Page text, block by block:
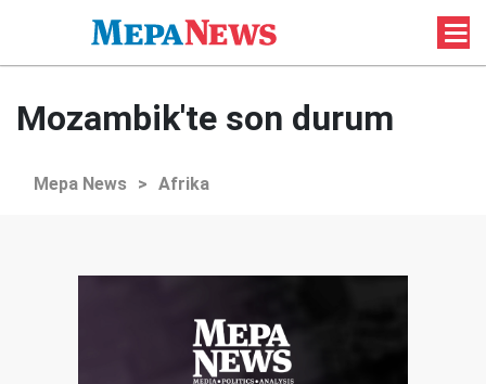
Mozambik'te son durum
Mepa News > Afrika